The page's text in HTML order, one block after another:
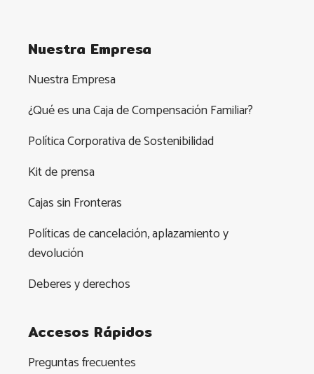
Nuestra Empresa
Nuestra Empresa
¿Qué es una Caja de Compensación Familiar?
Política Corporativa de Sostenibilidad
Kit de prensa
Cajas sin Fronteras
Políticas de cancelación, aplazamiento y
devolución
Deberes y derechos
Accesos Rápidos
Preguntas frecuentes